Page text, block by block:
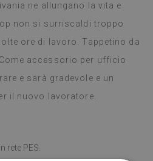
ne allungano la vita e
non si surriscaldi troppo
ore di lavoro. Tappetino da
accessorio per ufficio
e sarà gradevole e un
il nuovo lavoratore.
rete PES.